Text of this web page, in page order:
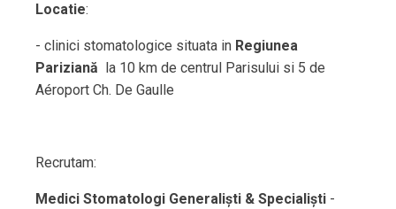
Locatie:
- clinici stomatologice situata in Regiunea
Pariziană
la 10 km de centrul Parisului si 5 de
Aéroport Ch. De Gaulle
Recrutam:
Medici Stomatologi Generaliști & Specialiști -